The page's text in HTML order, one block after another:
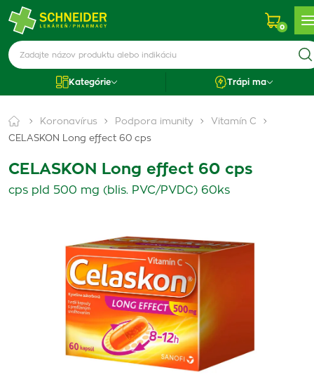
0
Kategórie Trápi ma
Koronavírus Podpora imunity
Vitamín C
CELASKON Long effect 60 cps
CELASKON Long effect 60 cps
cps pld 500 mg (blis. PVC/PVDC) 60ks